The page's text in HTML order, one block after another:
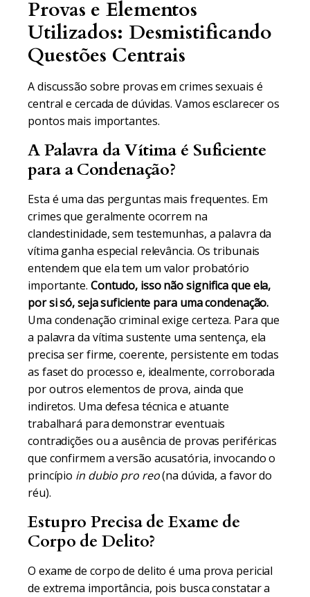
Provas e Elementos
Utilizados: Desmistificando
Questões Centrais
A discussão sobre provas em crimes sexuais é
central e cercada de dúvidas. Vamos esclarecer os
pontos mais importantes.
A Palavra da Vítima é Suficiente
para a Condenação?
Esta é uma das perguntas mais frequentes. Em
crimes que geralmente ocorrem na
clandestinidade, sem testemunhas, a palavra da
vítima ganha especial relevância. Os tribunais
entendem que ela tem um valor probatório
importante. Contudo, isso não significa que ela,
por si só, seja suficiente para uma condenação.
Uma condenação criminal exige certeza. Para que
a palavra da vítima sustente uma sentença, ela
precisa ser firme, coerente, persistente em todas
as faset do processo e, idealmente, corroborada
por outros elementos de prova, ainda que
indiretos. Uma defesa técnica e atuante
trabalhará para demonstrar eventuais
contradições ou a ausência de provas periféricas
que confirmem a versão acusatória, invocando o
princípio in dubio pro reo(na dúvida, a favor do
réu).
Estupro Precisa de Exame de
Corpo de Delito?
O exame de corpo de delito é uma prova pericial
de extrema importância, pois busca constatar a